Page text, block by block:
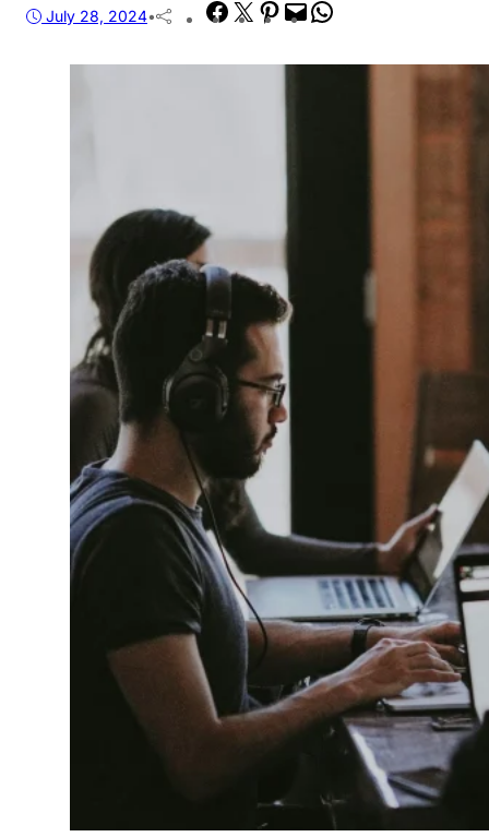
July 28, 2024• Facebook
TwitterPinterest
Mail